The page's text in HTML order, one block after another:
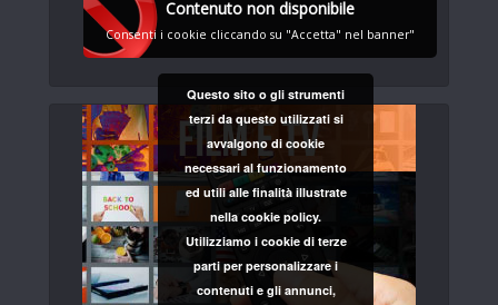
Contenuto non disponibile
Consenti i cookie cliccando su "Accetta" nel banner"
Questo sito o gli strumenti
terzi da questo utilizzati si
avvalgono di cookie
necessari al funzionamento
ed utili alle finalità illustrate
nella cookie policy.
Utilizziamo i cookie di terze
parti per personalizzare i
contenuti e gli annunci,